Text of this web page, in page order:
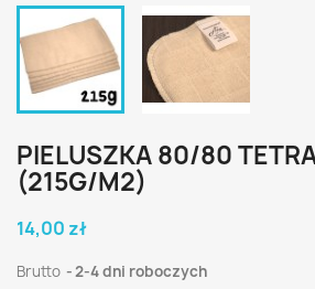
PIELUSZKA 80/80
(215G/M2)
14,00 zł
Brutto 2-4 dni roboczych